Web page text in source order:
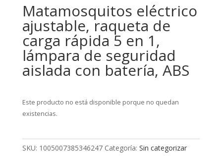
Matamosquitos eléctrico
ajustable, raqueta de
carga rápida 5 en 1,
lámpara de seguridad
aislada con batería, ABS
Este producto no está disponible porque no quedan
existencias.
SKU: 1005007385346247 Categoría: Sin categorizar